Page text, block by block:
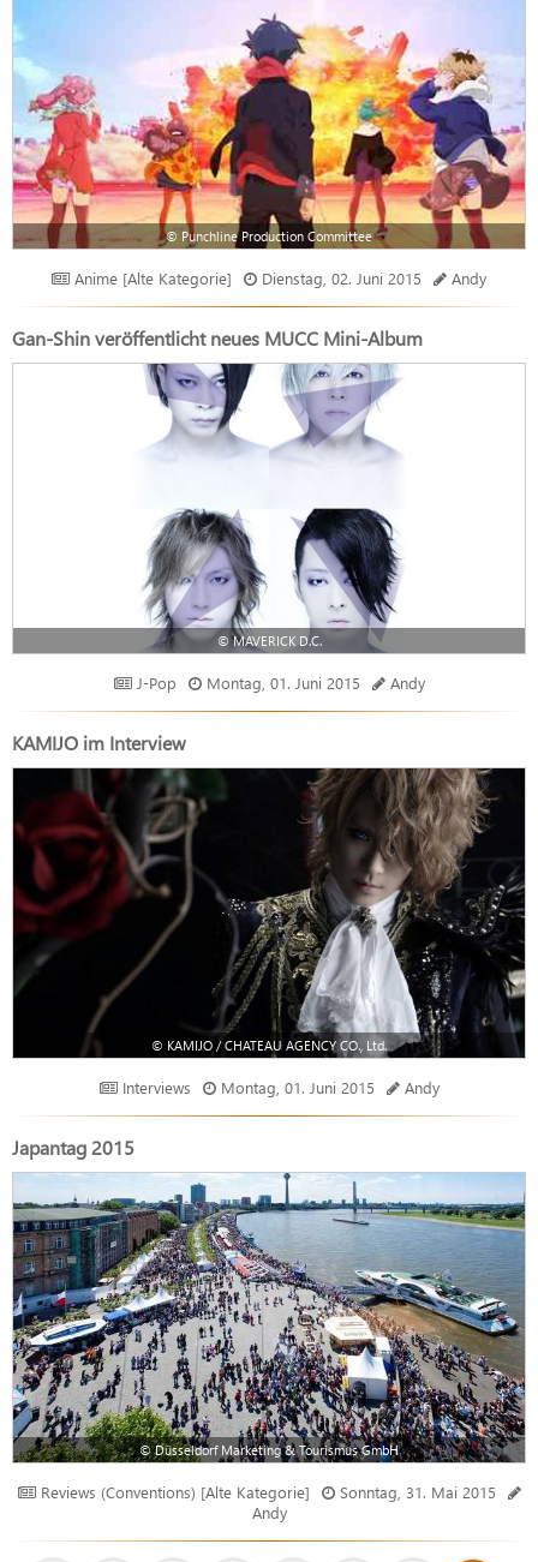
© Punchline Production Committee
Anime [Alte Kategorie] Dienstag, 02. Juni 2015 Andy
Gan-Shin veröffentlicht neues MUCC Mini-Album
© MAVERICK D.C.
J-Pop Montag, 01. Juni 2015 Andy
KAMIJO im Interview
© KAMIJO / CHATEAU AGENCY CO., Ltd.
Interviews Montag, 01. Juni 2015 Andy
Japantag 2015
© Düsseldorf Marketing & Tourismus GmbH
Reviews (Conventions) [Alte Kategorie]
Sonntag, 31. Mai 2015
Andy